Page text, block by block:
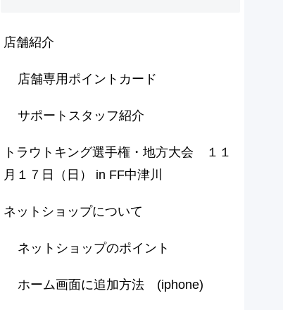
店舗紹介
店舗専用ポイントカード
サポートスタッフ紹介
トラウトキング選手権・地方大会 １１
月１７日（日） in FF中津川
ネットショップについて
ネットショップのポイント
ホーム画面に追加方法 (iphone)